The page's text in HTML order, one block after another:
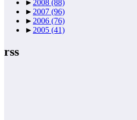
► 2008 (88)
► 2007 (96)
► 2006 (76)
► 2005 (41)
rss